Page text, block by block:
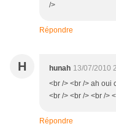
/>
Répondre
H hunah 13/07/2010
<br /> <br /> ah oui
<br /> <br /> <br />
Répondre